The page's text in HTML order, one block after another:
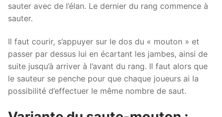
sauter avec de l’élan. Le dernier du rang commence à
sauter.
Il faut courir, s’appuyer sur le dos du « mouton » et
passer par dessus lui en écartant les jambes, ainsi de
suite jusqu’à arriver à l’avant du rang. Il faut alors que
le sauteur se penche pour que chaque joueurs ai la
possibilité d’effectuer le même nombre de saut.